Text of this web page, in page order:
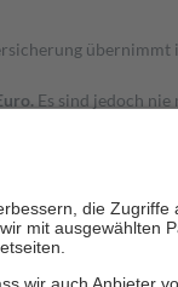
Es sind jedoch
Zuzahlungen an bei: